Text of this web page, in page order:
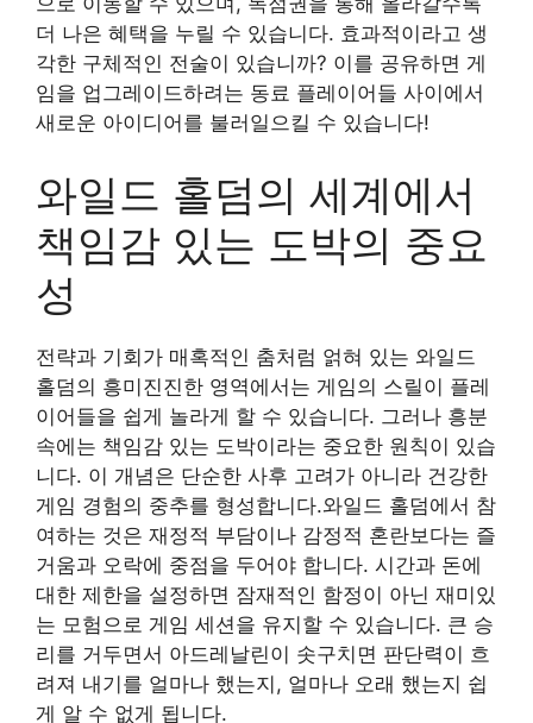
더 나은 혜택을 누릴 수 있습니다. 효과적이라고 생
각한 구체적인 전술이 있습니까? 이를 공유하면 게
임을 업그레이드하려는 동료 플레이어들 사이에서
새로운 아이디어를 불러일으킬 수 있습니다!
와일드 홀덤의 세계에서
책임감 있는 도박의 중요
성
전략과 기회가 매혹적인 춤처럼 얽혀 있는 와일드
홀덤의 흥미진진한 영역에서는 게임의 스릴이 플레
이어들을 쉽게 놀라게 할 수 있습니다. 그러나 흥분
속에는 책임감 있는 도박이라는 중요한 원칙이 있습
니다. 이 개념은 단순한 사후 고려가 아니라 건강한
게임 경험의 중추를 형성합니다.와일드 홀덤에서 참
여하는 것은 재정적 부담이나 감정적 혼란보다는 즐
거움과 오락에 중점을 두어야 합니다. 시간과 돈에
대한 제한을 설정하면 잠재적인 함정이 아닌 재미있
는 모험으로 게임 세션을 유지할 수 있습니다. 큰 승
리를 거두면서 아드레날린이 솟구치면 판단력이 흐
려져 내기를 얼마나 했는지, 얼마나 오래 했는지 쉽
게 알 수 없게 됩니다.